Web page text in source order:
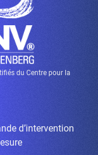
du Centre pour la
d’intervention